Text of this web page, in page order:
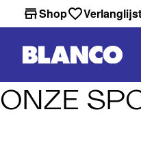
Shop
ONZE